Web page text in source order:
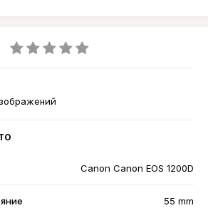
Canon Canon EOS 1200D
55 mm